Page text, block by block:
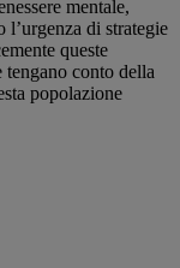
mentale,
di strategie
queste
conto della
popolazione